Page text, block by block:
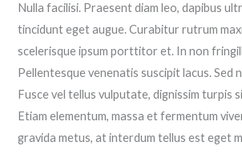
Nulla facilisi. Praesent diam leo, dapibus
tincidunt eget augue. Curabitur rutrum
scelerisque ipsum porttitor et. In non
Pellentesque venenatis suscipit lacus. Sed
Fusce vel tellus vulputate, dignissim turpis
Etiam elementum, massa et fermentum
gravida metus, at interdum tellus est eget